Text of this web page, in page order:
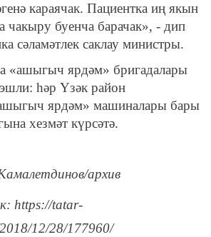
караячак. Пациентка иң якын
чакыру буенча барачак», - дип
сәламәтлек саклау министры.
«ашыгыч ярдәм» бригадалары
һәр Үзәк район
ярдәм» машиналары бары
хезмәт күрсәтә.
архив
https://tatar-
12/28/177960/